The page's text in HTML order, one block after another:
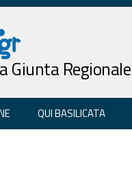
Giunta Regionale
QUI BASILICATA